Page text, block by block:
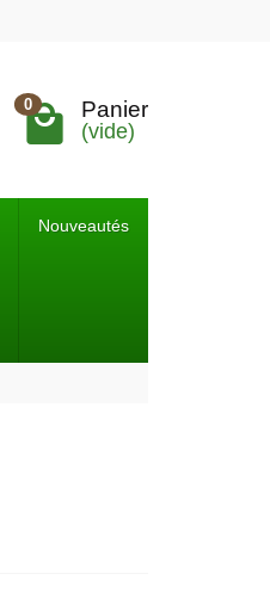
0 Panier
(vide)
Nouveautés